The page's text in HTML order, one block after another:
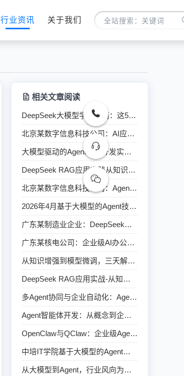
行业资讯 关于我们
相关文章阅读
DeepSeek大模型学习指南：这5门培训课程最值得关注
北京某数字信息科技公司：AI应用助力职场效能提升
大模型驱动的Agent应用开发实战指南
DeepSeek RAG应用实践从知识增强到微调5月份开课总结
北京某数字信息科技公司：Agent技术应用开发实践培训
2026年4月基于大模型的Agent技术应用开发实践培训圆满落幕
广东某制造业企业：DeepSeek办公效能核心应用培训
广东某核电公司：企业级AI办公应用与效能倍增实战
从知识增强到模型微调，三天解锁企业级智能检索全技能
DeepSeek RAG应用实战-从知识增强到微调
多Agent协同与企业自动化：Agent技术重塑业务流程
Agent智能体开发：从概念到企业级落地实践
OpenClaw与QClaw：企业级Agent工程化落地双引擎
中培IT学院基于大模型的Agent技术应用开发实践6月广州班圆满结束
从大模型到Agent，行业风向为何彻底转变